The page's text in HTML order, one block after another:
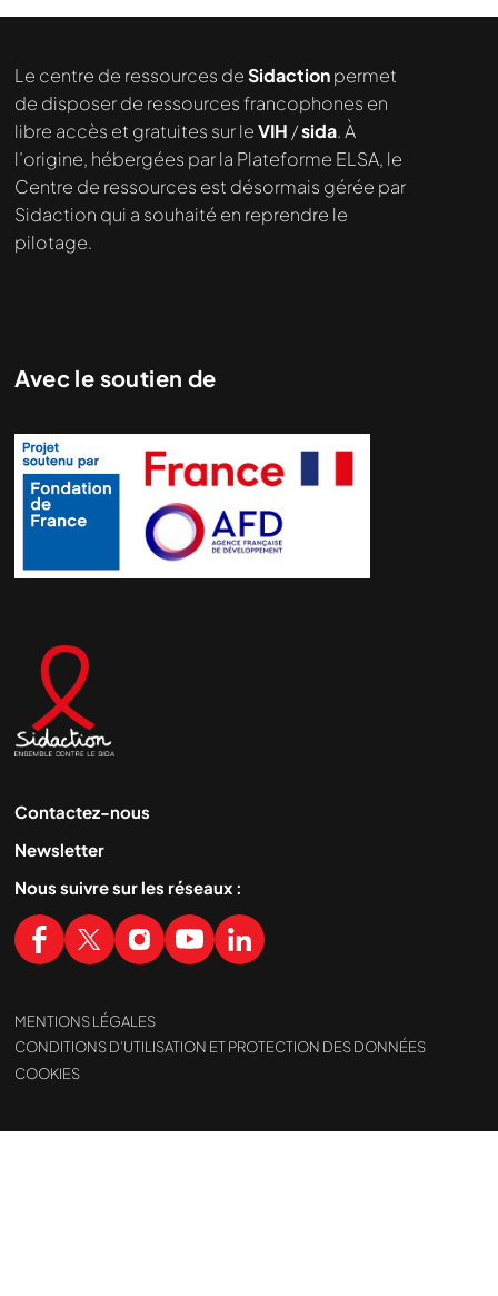
Le centre de ressources deSidactionpermet
de disposer de ressources francophones en
libre accès et gratuites sur leVIH /sida. À
l’origine, hébergées par la Plateforme ELSA, le
Centre de ressources est désormais gérée par
Sidaction qui a souhaité en reprendre le
pilotage.
Avec le soutien de
Contactez-nous
Newsletter
Nous suivre sur les réseaux :
MENTIONS LÉGALES
CONDITIONS D’UTILISATION ET PROTECTION DES DONNÉES
COOKIES